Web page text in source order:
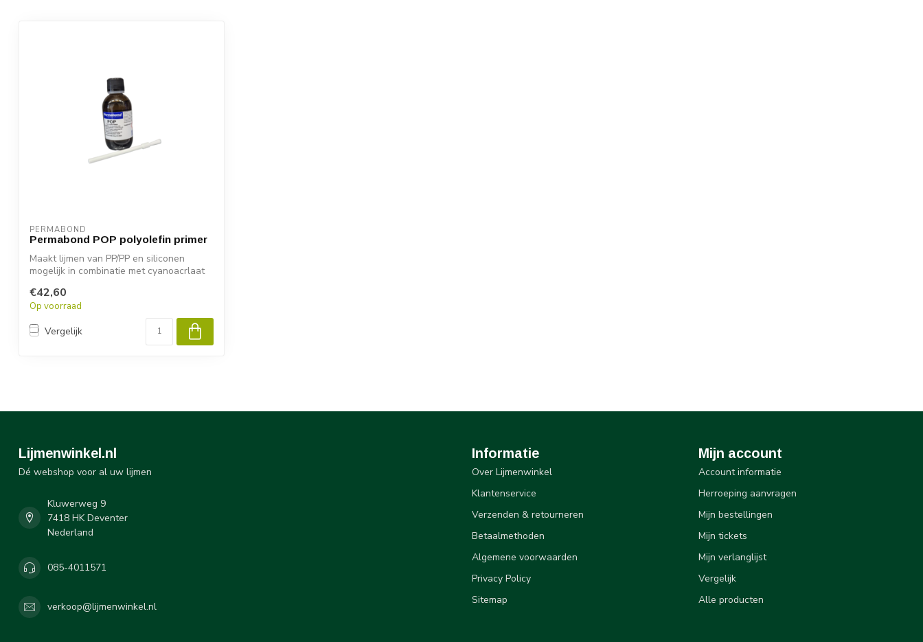
PERMABOND
Permabond POP polyolefin primer
Maakt lijmen van PP/PP en siliconen
mogelijk in combinatie met cyanoacrlaat
€42,60
Op voorraad
Vergelijk
Lijmenwinkel.nl
Dé webshop voor al uw lijmen
Kluwerweg 9
7418 HK Deventer
Nederland
085-4011571
verkoop@lijmenwinkel.nl
Informatie
Over Lijmenwinkel
Klantenservice
Verzenden & retourneren
Betaalmethoden
Algemene voorwaarden
Privacy Policy
Sitemap
Mijn account
Account informatie
Herroeping aanvragen
Mijn bestellingen
Mijn tickets
Mijn verlanglijst
Vergelijk
Alle producten